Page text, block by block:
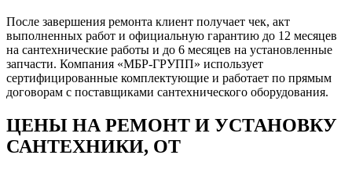
После завершения ремонта клиент получает чек, акт
выполненных работ и официальную гарантию до 12 месяцев
на сантехнические работы и до 6 месяцев на установленные
запчасти. Компания «МБР-ГРУПП» использует
сертифицированные комплектующие и работает по прямым
договорам с поставщиками сантехнического оборудования.
ЦЕНЫ НА РЕМОНТ И УСТАНОВКУ
САНТЕХНИКИ, ОТ